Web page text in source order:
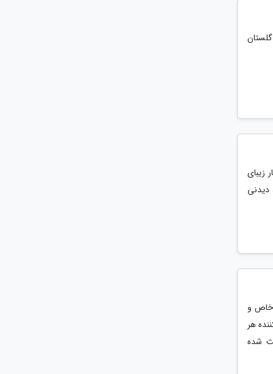
در کاخ گلستان
زیبای
دیدنی
خاص و
هر
شده